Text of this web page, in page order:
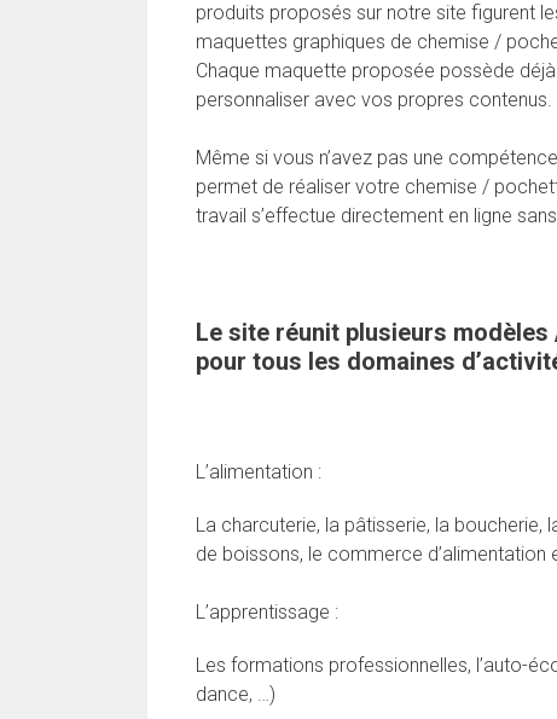
produits proposés sur notre site figurent
maquettes graphiques de chemise /
Chaque maquette proposée possède
personnaliser avec vos propres contenus.
Même si vous n’avez pas une
permet de réaliser votre chemise /
travail s’effectue directement en ligne
Le site réunit plusieurs
pour tous les domaines
L’alimentation :
La charcuterie, la pâtisserie, la
de boissons, le commerce d’alimentation
L’apprentissage :
Les formations professionnelles, l’auto-
dance, …)